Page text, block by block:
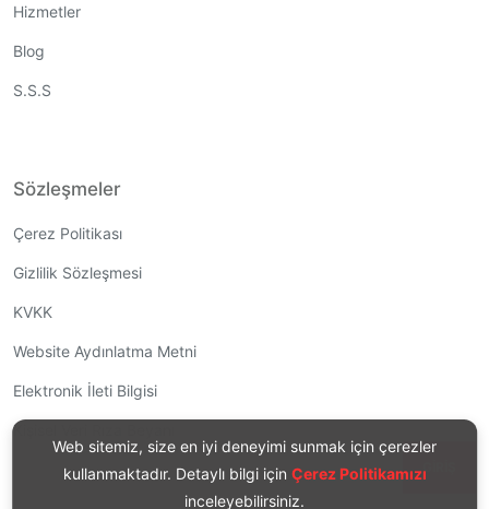
Web sitemiz, size en iyi deneyimi sunmak için çerezler
kullanmaktadır. Detaylı bilgi için Çerez Politikamızı
inceleyebilirsiniz.
Hizmetler
Blog
S.S.S
Sözleşmeler
Çerez Politikası
Gizlilik Sözleşmesi
KVKK
Website Aydınlatma Metni
Elektronik İleti Bilgisi
Kişisel Veri Rıza Beyanı